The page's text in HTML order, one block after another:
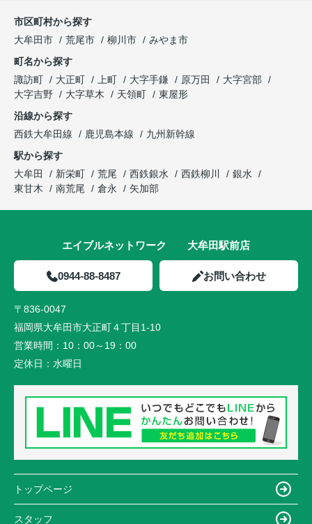
市区町村から探す
大牟田市
荒尾市 柳川市
みやま市
町名から探す
諏訪町
大正町 上町 大字手鎌 原万田
大字宮部
大字吉野
大字草木 天領町
東屋形
沿線から探す
西鉄大牟田線
鹿児島本線
九州新幹線
駅から探す
大牟田
新栄町 荒尾 西鉄銀水 西鉄柳川
銀水
東甘木
南荒尾 倉永 矢加部
エイブルネットワーク 大牟田駅前店
0944-88-8487 お問い合わせ
〒836-0047
福岡県大牟田市大正町４丁目1-10
営業時間： 10：00～19：00
定休日： 水曜日
トップページ
スタッフ